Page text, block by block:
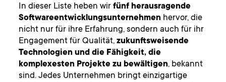
In dieser Liste heben wirfünf herausragende
Softwareentwicklungsunternehmen hervor, die
nicht nur für ihre Erfahrung, sondern auch für ihr
Engagement für Qualität,zukunftsweisende
Technologien und die Fähigkeit, die
komplexesten Projekte zu bewältigen, bekannt
sind. Jedes Unternehmen bringt einzigartige